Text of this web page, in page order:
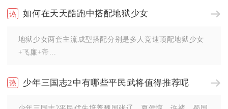
如何在天天酷跑中搭配地狱少女
地狱少女两套主流成型搭配分别是多人竞速顶配地狱少女
+飞廉+帝...
少年三国志2中有哪些平民武将值得推荐呢